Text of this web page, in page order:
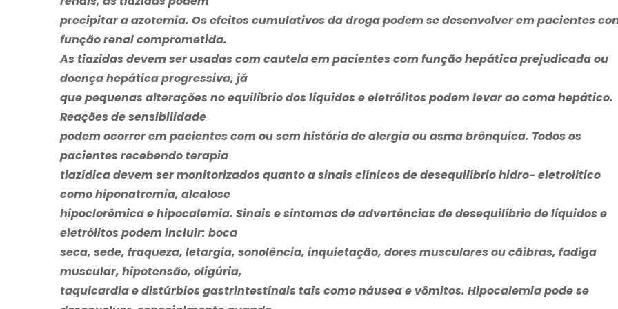
precipitar a azotemia. Os efeitos cumulativos da droga podem se desenvolver em pacientes
função renal comprometida.
As tiazidas devem ser usadas com cautela em pacientes com função hepática prejudicada ou
doença hepática progressiva, já
que pequenas alterações no equilíbrio dos líquidos e eletrólitos podem levar ao coma hepático.
Reações de sensibilidade
podem ocorrer em pacientes com ou sem história de alergia ou asma brônquica. Todos os
pacientes recebendo terapia
tiazídica devem ser monitorizados quanto a sinais clínicos de desequilíbrio hidro- eletrolítico
como hiponatremia, alcalose
hipoclorêmica e hipocalemia. Sinais e sintomas de advertências de desequilíbrio de líquidos e
eletrólitos podem incluir: boca
seca, sede, fraqueza, letargia, sonolência, inquietação, dores musculares ou cãibras, fadiga
muscular, hipotensão, oligúria,
taquicardia e distúrbios gastrintestinais tais como náusea e vômitos. Hipocalemia pode se